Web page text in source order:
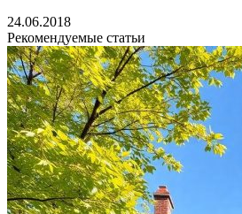
24.06.2018
Рекомендуемые статьи